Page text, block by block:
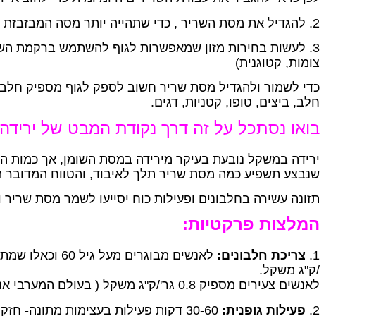
2. להגדיל את מסת השריר , כדי שתהייה יותר מסה המבזבזת אנרגיה
3. לעשות בחירות מזון שמאפשרות לגוף להשתמש ברקמת
צומות, קטוגנית)
כדי לשמור ולהגדיל מסת שריר חשוב לספק לגוף מספיק
חלב, ביצים, טופו, קטניות, דגים.
בואו נסתכל על זה דרך נקודת המבט של
ירידה במשקל נובעת בעיקר מירידה במסת השומן, אך כמות
שנבצע תשפיע כמה מסת שריר תלך לאיבוד, והטווח המדובר הוא 20%-50% מסך הירידה
תזונה עשירה בחלבונים ופעילות כוח יסייעו לשמר מסת
המלצות פרקטיות:
1. צריכת חלבונים:
/ק"ג משקל.
לאנשים צעירים מספיק 0.8 גר'/ק"ג משקל ( בעולם המערבי אנחנו נוטים לאכול הרבה יותר מזה)
2. פעילות גופנית: